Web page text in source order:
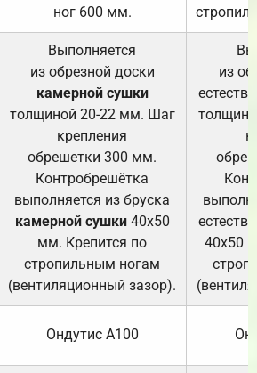
ног 600 мм.
Выполняется
из обрезной доски
камерной сушки
толщиной 20-22 мм. Шаг
крепления
обрешетки 300 мм.
Контробрешётка
выполняется из бруска
камерной сушки40х50
мм. Крепится по
стропильным ногам
(вентиляционный зазор).
из
40х50
Ондутис А100